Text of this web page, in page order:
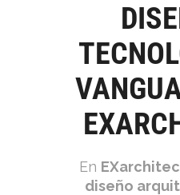
En
diseño